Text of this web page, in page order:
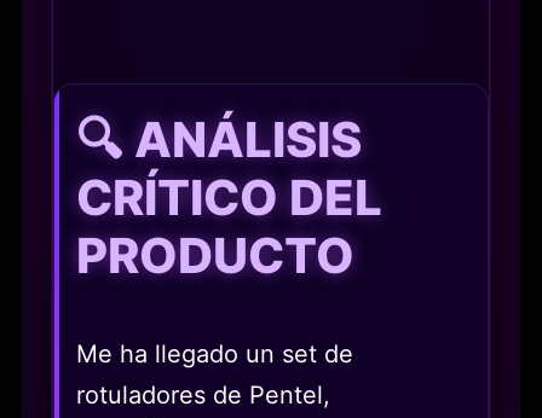
🔍 ANÁLISIS
CRÍTICO DEL
PRODUCTO
Me ha llegado un set de
rotuladores de Pentel,